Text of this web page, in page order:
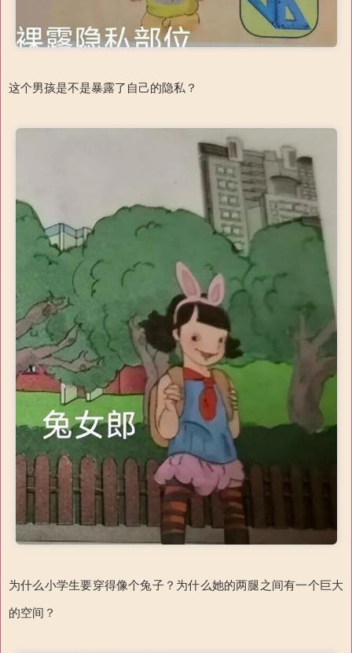
这个男孩是不是暴露了自己的隐私？
为什么小学生要穿得像个兔子？为什么她的两腿之间有一个巨大
的空间？